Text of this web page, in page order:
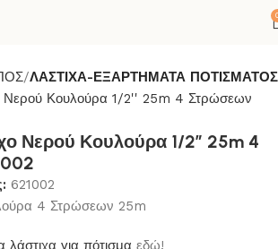
ΛΑΣΤΙΧΑ-ΕΞΑΡΤΗΜΑΤΑ ΠΟΤΙΣΜΑΤΟΣ
Νερού Κουλούρα 1/2” 25m 4
621002
4 Στρώσεων 25m
λάστιχα για πότισμα εδώ!